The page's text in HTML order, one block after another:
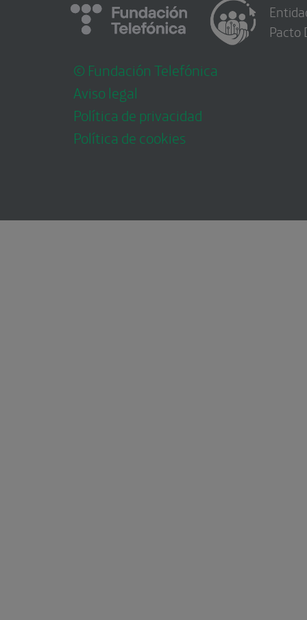
© Fundación Telefónica
Aviso legal
Política de privacidad
Política de cookies
Pacto